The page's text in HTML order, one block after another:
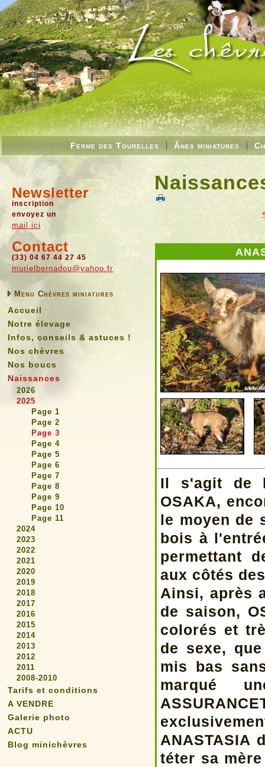
Ferme des Tourelles Ânes miniatures
Newsletter
inscription
envoyez un
mail ici
Contact
(33) 04 67 44 27 45
murielbernadou@yahoo.fr
Menu Chèvres miniatures
Accueil
Notre élevage
Infos, conseils & astuces !
Nos chèvres
Nos boucs
Naissances
2026
2025
Page 1
Page 2
Page 3
Page 4
Page 5
Page 6
Page 7
Page 8
Page 9
Page 10
Page 11
2024
2023
2022
2021
2020
2019
2018
2017
2016
2015
2014
2013
2012
2011
2008-2010
Tarifs et conditions
A VENDRE
Galerie photo
ACTU
Blog minichèvres
Il s'agit de
OSAKA,
le moyen de
bois à
permettant
aux côtés
Ainsi, après
de saison,
colorés et
de sexe,
mis bas
marqué
ANASTASIA
téter sa